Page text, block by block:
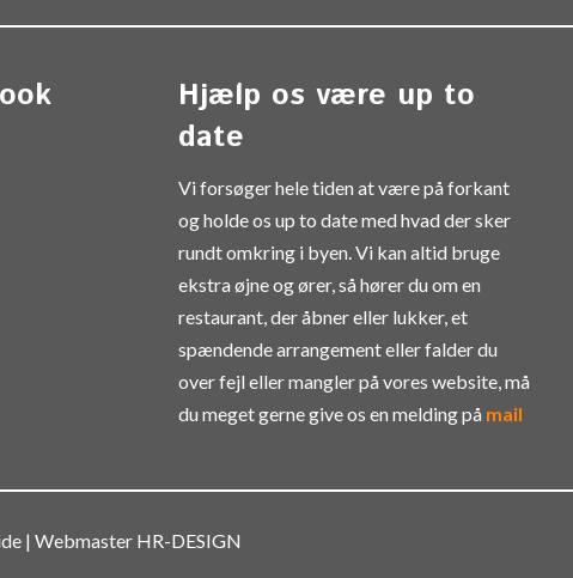
Hjælp os være up to
date
Vi forsøger hele tiden at være på forkant
og holde os up to date med hvad der sker
rundt omkring i byen. Vi kan altid bruge
ekstra øjne og ører, så hører du om en
restaurant, der åbner eller lukker, et
spændende arrangement eller falder du
over fejl eller mangler på vores website, må
du meget gerne give os en melding på mail
| Webmaster HR-DESIGN